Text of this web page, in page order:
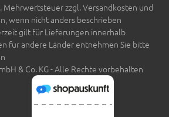
Mehrwertsteuer zzgl. Versandkosten und
wenn nicht anders beschrieben
gilt für Lieferungen innerhalb
für andere Länder entnehmen Sie bitte
& Co. KG - Alle Rechte vorbehalten